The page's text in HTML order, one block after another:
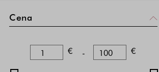
Cena
Spodnja meja
€ - Zgornja meja
€